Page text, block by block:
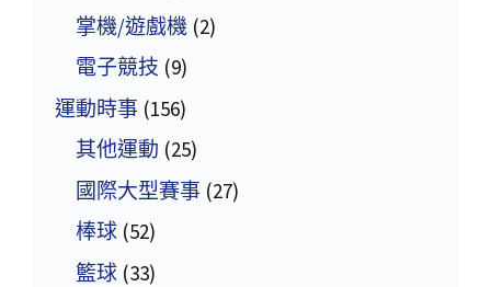
掌機/遊戲機 (2)
電子競技 (9)
運動時事 (156)
其他運動 (25)
國際大型賽事 (27)
棒球 (52)
籃球 (33)